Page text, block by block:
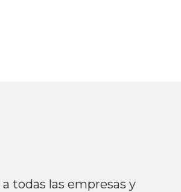
a todas las empresas y